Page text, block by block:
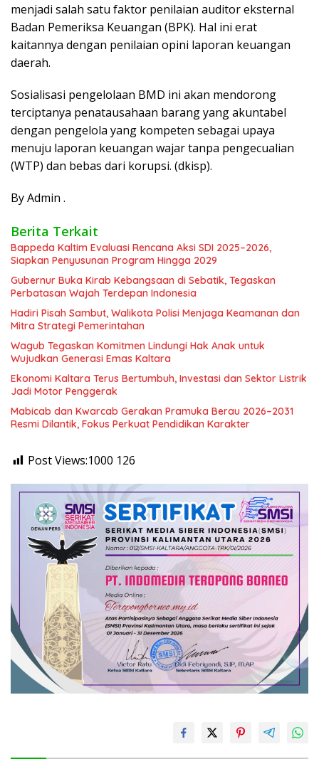
menjadi salah satu faktor penilaian auditor eksternal
Badan Pemeriksa Keuangan (BPK). Hal ini erat
kaitannya dengan penilaian opini laporan keuangan
daerah.
Sosialisasi pengelolaan BMD ini akan mendorong
terciptanya penatausahaan barang yang akuntabel
dengan pengelola yang kompeten sebagai upaya
menuju laporan keuangan wajar tanpa pengecualian
(WTP) dan bebas dari korupsi. (dkisp).
By Admin .
Berita Terkait
Bappeda Kaltim Evaluasi Rencana Aksi SDI 2025–2026,
Siapkan Penyusunan Program Hingga 2029
Gubernur Buka Kirab Kebangsaan di Sebatik, Tegaskan
Perbatasan Wajah Terdepan Indonesia
Hadiri Pisah Sambut, Walikota Polisi Menjaga Keamanan dan
Mitra Strategi Pemerintahan
Wagub Tegaskan Komitmen Lindungi Hak Anak untuk
Wujudkan Generasi Emas Kaltara
Ekonomi Kaltara Terus Bertumbuh, Investasi dan Sektor Listrik
Jadi Motor Penggerak
Mabicab dan Kwarcab Gerakan Pramuka Berau 2026–2031
Resmi Dilantik, Fokus Perkuat Pendidikan Karakter
Post Views:1000 126